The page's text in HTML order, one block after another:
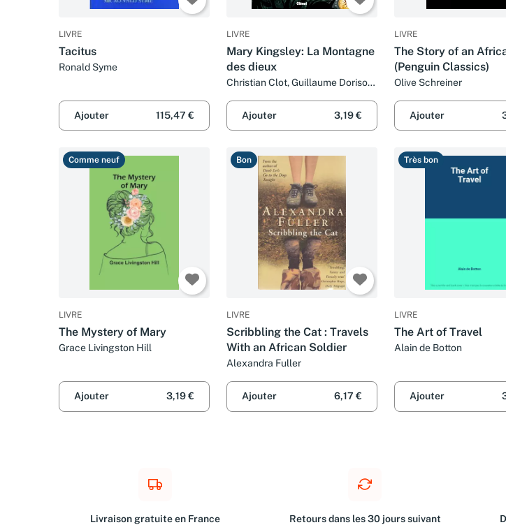
LIVRE
Tacitus
Ronald Syme
Ajouter 115,47 €
LIVRE
Mary Kingsley: La Montagne
des dieux
Christian Clot, Guillaume Dorison,
Ajouter
3,19 €
LIVRE
The Story of an
(Penguin Classics)
Olive Schreiner
Ajouter
Comme neuf
LIVRE
The Mystery of Mary
Grace Livingston Hill
Ajouter 3,19 €
Bon
LIVRE
Scribbling the Cat : Travels
With an African Soldier
Alexandra Fuller
Ajouter 6,17 €
Très bon
LIVRE
The Art of Travel
Alain de Botton
Ajouter
Livraison gratuite en France
Retours dans les 30 jours suivant